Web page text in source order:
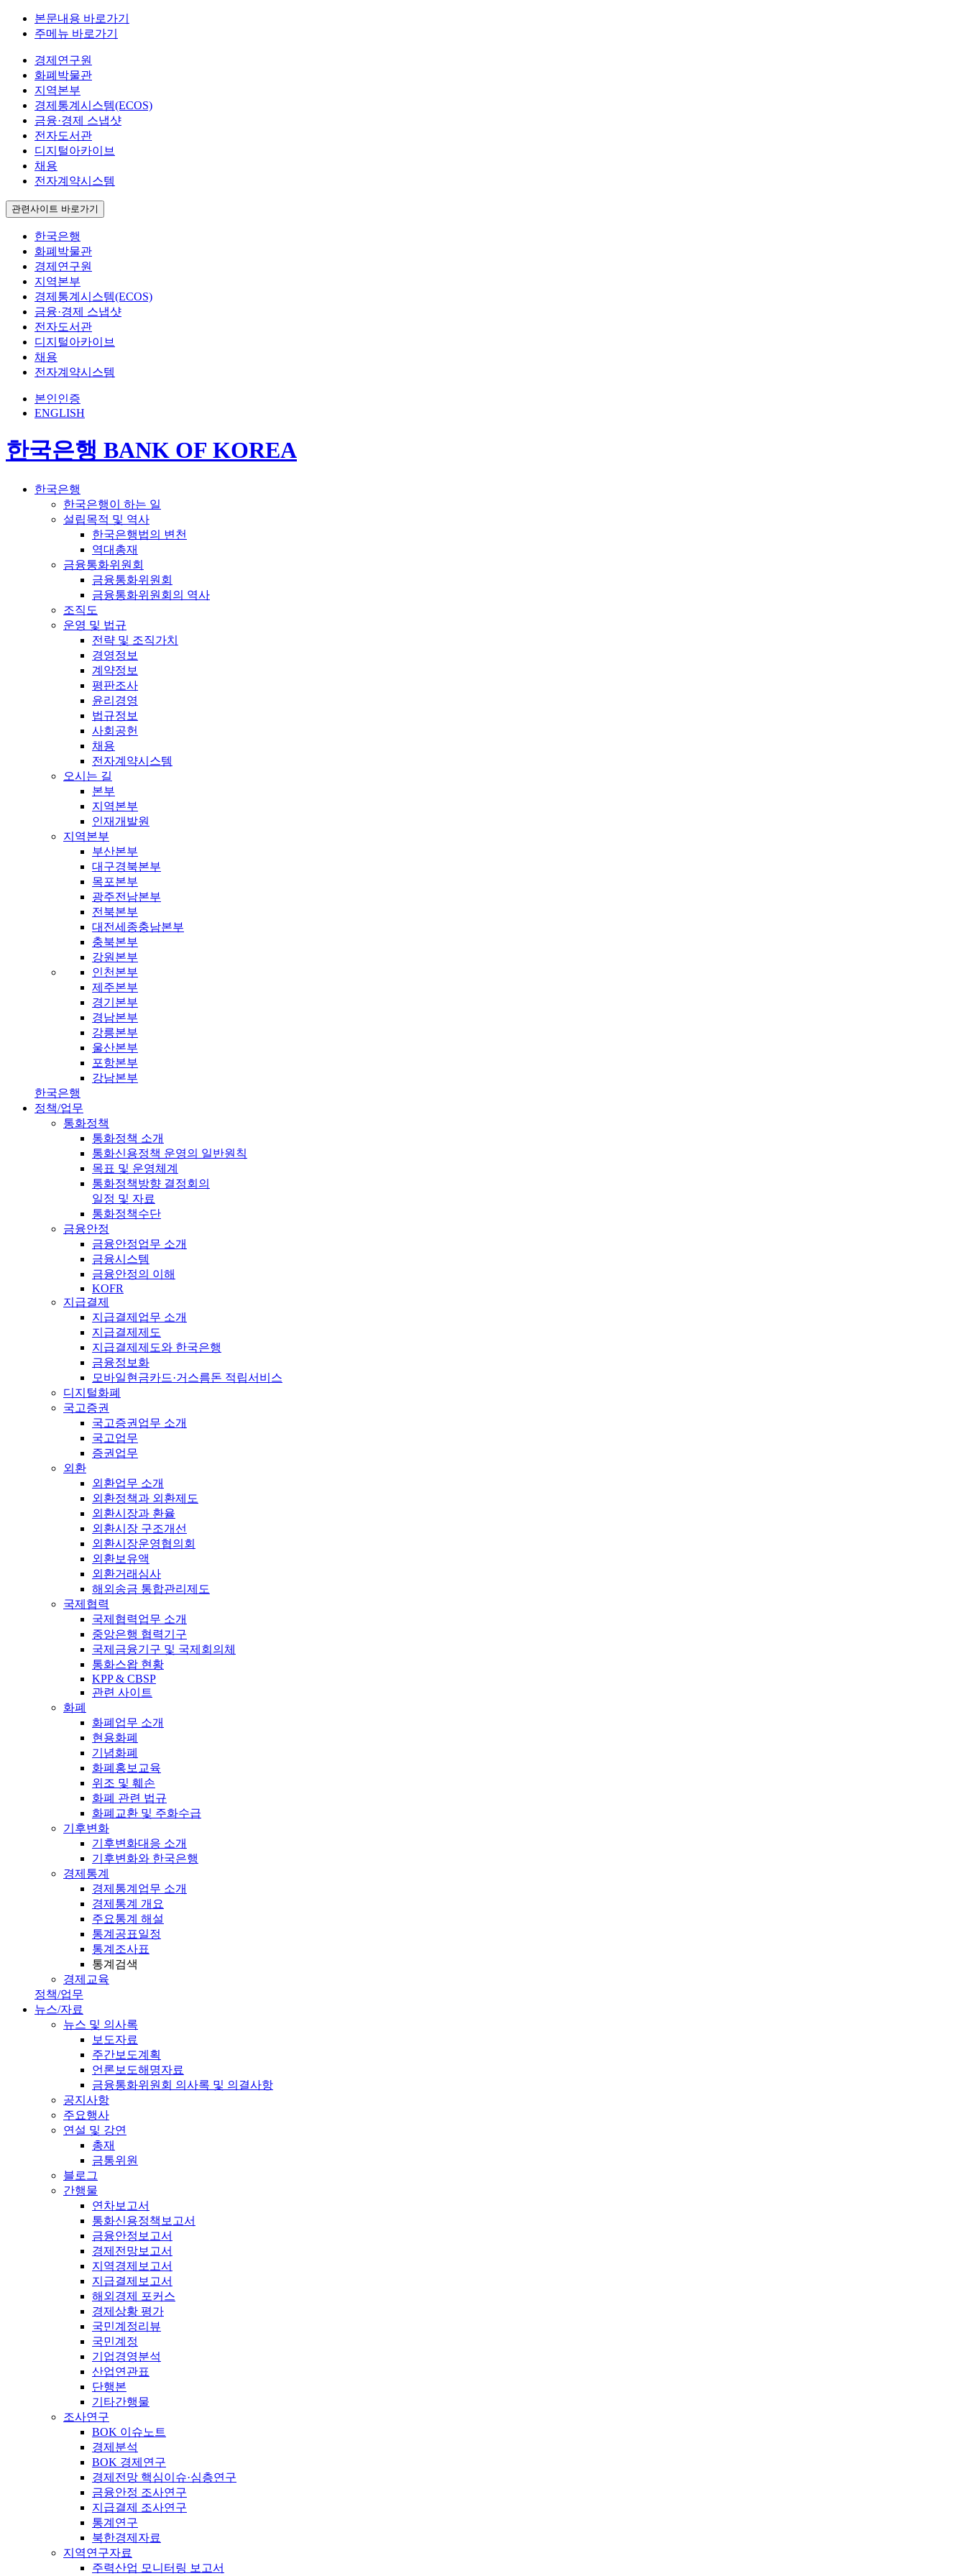
본문내용 바로가기
주메뉴 바로가기
경제연구원
화폐박물관
지역본부
경제통계시스템(ECOS)
금융·경제 스냅샷
전자도서관
디지털아카이브
채용
전자계약시스템
관련사이트 바로가기
한국은행
화폐박물관
경제연구원
지역본부
경제통계시스템(ECOS)
금융·경제 스냅샷
전자도서관
디지털아카이브
채용
전자계약시스템
본인인증
ENGLISH
한국은행 BANK OF KOREA
한국은행
한국은행이 하는 일
설립목적 및 역사
한국은행법의 변천
역대총재
금융통화위원회
금융통화위원회
금융통화위원회의 역사
조직도
운영 및 법규
전략 및 조직가치
경영정보
계약정보
평판조사
윤리경영
법규정보
사회공헌
채용
전자계약시스템
오시는 길
본부
지역본부
인재개발원
지역본부
부산본부
대구경북본부
목포본부
광주전남본부
전북본부
대전세종충남본부
충북본부
강원본부
인천본부
제주본부
경기본부
경남본부
강릉본부
울산본부
포항본부
강남본부
한국은행
정책/업무
통화정책
통화정책 소개
통화신용정책 운영의 일반원칙
목표 및 운영체계
통화정책방향 결정회의
일정 및 자료
통화정책수단
금융안정
금융안정업무 소개
금융시스템
금융안정의 이해
KOFR
지급결제
지급결제업무 소개
지급결제제도
지급결제제도와 한국은행
금융정보화
모바일현금카드·거스름돈 적립서비스
디지털화폐
국고증권
국고증권업무 소개
국고업무
증권업무
외환
외환업무 소개
외환정책과 외환제도
외환시장과 환율
외환시장 구조개선
외환시장운영협의회
외환보유액
외환거래심사
해외송금 통합관리제도
국제협력
국제협력업무 소개
중앙은행 협력기구
국제금융기구 및 국제회의체
통화스왑 현황
KPP & CBSP
관련 사이트
화폐
화폐업무 소개
현용화폐
기념화폐
화폐홍보교육
위조 및 훼손
화폐 관련 법규
화폐교환 및 주화수급
기후변화
기후변화대응 소개
기후변화와 한국은행
경제통계
경제통계업무 소개
경제통계 개요
주요통계 해설
통계공표일정
통계조사표
통계검색
경제교육
정책/업무
뉴스/자료
뉴스 및 의사록
보도자료
주간보도계획
언론보도해명자료
금융통화위원회 의사록 및 의결사항
공지사항
주요행사
연설 및 강연
총재
금통위원
블로그
간행물
연차보고서
통화신용정책보고서
금융안정보고서
경제전망보고서
지역경제보고서
지급결제보고서
해외경제 포커스
경제상황 평가
국민계정리뷰
국민계정
기업경영분석
산업연관표
단행본
기타간행물
조사연구
BOK 이슈노트
경제분석
BOK 경제연구
경제전망 핵심이슈·심층연구
금융안정 조사연구
지급결제 조사연구
통계연구
북한경제자료
지역연구자료
주력산업 모니터링 보고서